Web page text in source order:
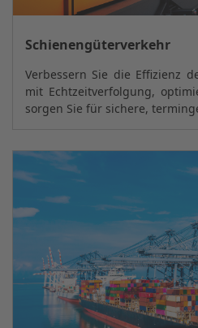
Schienengüterverkehr
Verbessern Sie die Effizienz
mit Echtzeitverfolgung,
sorgen Sie für sichere,